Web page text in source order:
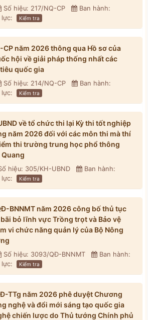
Số hiệu: 217/NQ-CP
Ban hành:
lực: Kiểm tra
CP năm 2026 thông qua Hồ sơ của
hội về giải pháp thống nhất các
quốc gia
Số hiệu: 214/NQ-CP
Ban hành:
lực: Kiểm tra
về tổ chức thi lại Kỳ thi tốt nghiệp
năm 2026 đối với các môn thi mà thí
thi trường trung học phổ thông
hiệu: 305/KH-UBND
Ban hành:
lực: Kiểm tra
BNNMT năm 2026 công bố thủ tục
bỏ lĩnh vực Trồng trọt và Bảo vệ
vi chức năng quản lý của Bộ Nông
Số hiệu: 3093/QĐ-BNNMT
Ban hành:
lực: Kiểm tra
TTg năm 2026 phê duyệt Chương
nghệ và đổi mới sáng tạo quốc gia
chiến lược do Thủ tướng Chính phủ